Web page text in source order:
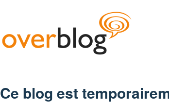
Ce blog est